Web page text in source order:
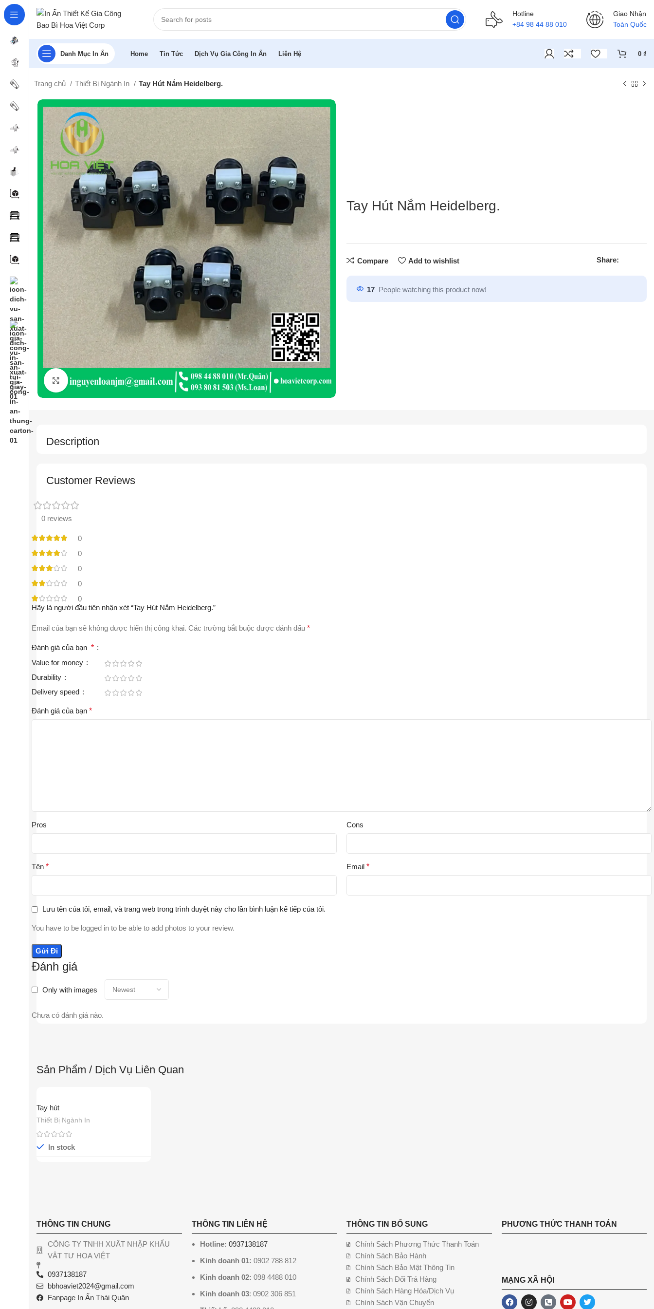
Hotline
+84 98 44 88 010
Giao Nhận
Toàn Quốc
Danh Mục In Ấn Home Tin Tức Dịch Vụ Gia Công In Ấn Liên Hệ 0 ₫
Trang chủ Thiết Bị Ngành In Tay Hút Nắm Heidelberg.
Click to enlarge
Tay Hút Nắm Heidelberg.
Compare Add to wishlist Share:
17 People watching this product now!
Description
Customer Reviews
0 reviews
0
0
0
0
0
Đánh giá
Only with images
Chưa có đánh giá nào.
Hãy là người đầu tiên nhận xét “Tay Hút Nắm Heidelberg.”
Email của bạn sẽ không được hiển thị công khai. Các trường bắt buộc được đánh dấu *
Đánh giá của bạn *
Value for money
Durability
Delivery speed
Đánh giá của bạn *
Pros Cons
Tên * Email *
Lưu tên của tôi, email, và trang web trong trình duyệt này cho lần bình luận kế tiếp của tôi.
You have to be logged in to be able to add photos to your review.
Sản Phẩm / Dịch Vụ Liên Quan
Tay hút
Thiết Bị Ngành In
In stock
THÔNG TIN CHUNG
CÔNG TY TNHH XUẤT NHẬP KHẨU
VẬT TƯ HOA VIỆT
0937138187
bbhoaviet2024@gmail.com
Fanpage In Ấn Thái Quân
THÔNG TIN LIÊN HỆ
Hotline: 0937138187
Kinh doanh 01: 0902 788 812
Kinh doanh 02: 098 4488 010
Kinh doanh 03: 0902 306 851
THÔNG TIN BỔ SUNG
Chính Sách Phương Thức Thanh Toán
Chính Sách Bảo Hành
Chính Sách Bảo Mật Thông Tin
Chính Sách Đổi Trả Hàng
Chính Sách Hàng Hóa/Dịch Vụ
Chính Sách Vận Chuyển
PHƯƠNG THỨC THANH TOÁN
MẠNG XÃ HỘI